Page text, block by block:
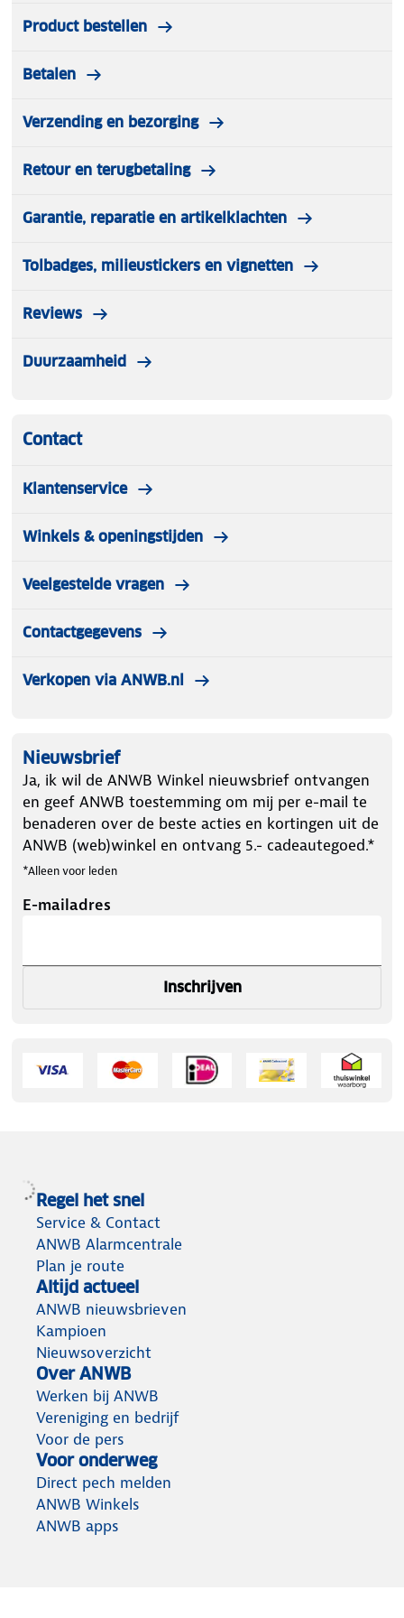
toeristische tips, uitgaan, klimaat, winkelen, nuttige
Insight Guide Toscane is hierdoor niet alleen een
bijzonder praktische reisgids.
Product bestellen
Betalen
Verzending en bezorging
Retour en terugbetaling
Garantie, reparatie en artikelklachten
Tolbadges, milieustickers en vignetten
Reviews
Duurzaamheid
Contact
Klantenservice
Winkels & openingstijden
Veelgestelde vragen
Contactgegevens
Verkopen via ANWB.nl
Nieuwsbrief
Ja, ik wil de ANWB Winkel nieuwsbrief ontvangen
en geef ANWB toestemming om mij per e-mail te
benaderen over de beste acties en kortingen uit de
ANWB (web)winkel en ontvang 5.- cadeautegoed.*
*Alleen voor leden
E-mailadres
Inschrijven
Regel het snel
Service & Contact
ANWB Alarmcentrale
Plan je route
Altijd actueel
ANWB nieuwsbrieven
Kampioen
Nieuwsoverzicht
Over ANWB
Werken bij ANWB
Vereniging en bedrijf
Voor de pers
Voor onderweg
Direct pech melden
ANWB Winkels
ANWB apps